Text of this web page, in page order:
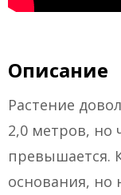
Описание
Растение
2,0 метров, но
превышается.
основания,